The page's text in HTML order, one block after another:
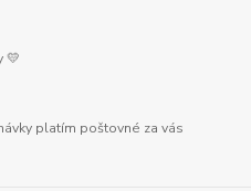
💛
platím poštovné za vás